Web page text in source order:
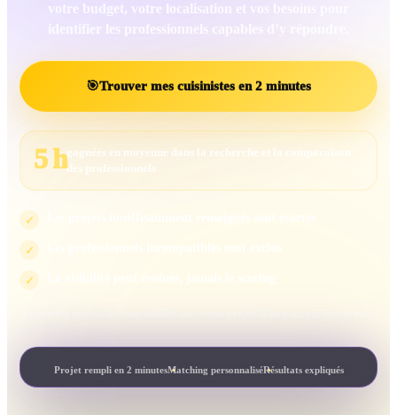
votre budget, votre localisation et vos besoins pour
identifier les professionnels capables d’y répondre.
🎯Trouver mes cuisinistes en 2 minutes
5 hgagnées en moyenne dans la recherche et la comparaison
des professionnels
✓
✓
✓
Projet rempli en 2 minutesMatching personnaliséRésultats expliqués